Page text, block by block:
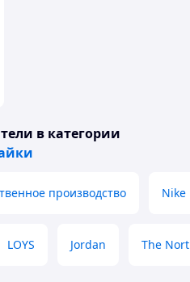
в категории
производство Nike
LOYS Jordan The